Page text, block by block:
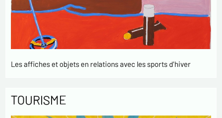
Les affiches et objets en relations avec les sports d'hiver
TOURISME